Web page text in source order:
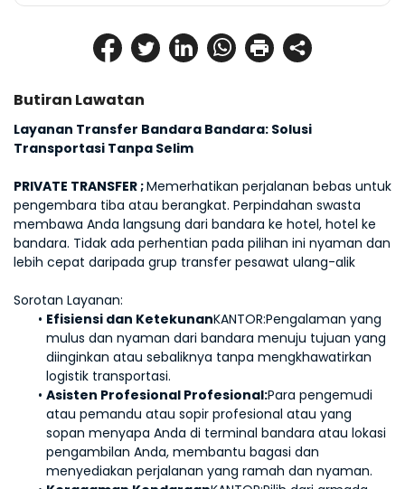
Butiran Lawatan
Layanan Transfer Bandara Bandara: Solusi
Transportasi Tanpa Selim
PRIVATE TRANSFER ; Memerhatikan perjalanan bebas untuk
pengembara tiba atau berangkat. Perpindahan swasta
membawa Anda langsung dari bandara ke hotel, hotel ke
bandara. Tidak ada perhentian pada pilihan ini nyaman dan
lebih cepat daripada grup transfer pesawat ulang-alik
Sorotan Layanan:
Efisiensi dan KetekunanKANTOR:Pengalaman yang
mulus dan nyaman dari bandara menuju tujuan yang
diinginkan atau sebaliknya tanpa mengkhawatirkan
logistik transportasi.
Asisten Profesional Profesional:Para pengemudi
atau pemandu atau sopir profesional atau yang
sopan menyapa Anda di terminal bandara atau lokasi
pengambilan Anda, membantu bagasi dan
menyediakan perjalanan yang ramah dan nyaman.